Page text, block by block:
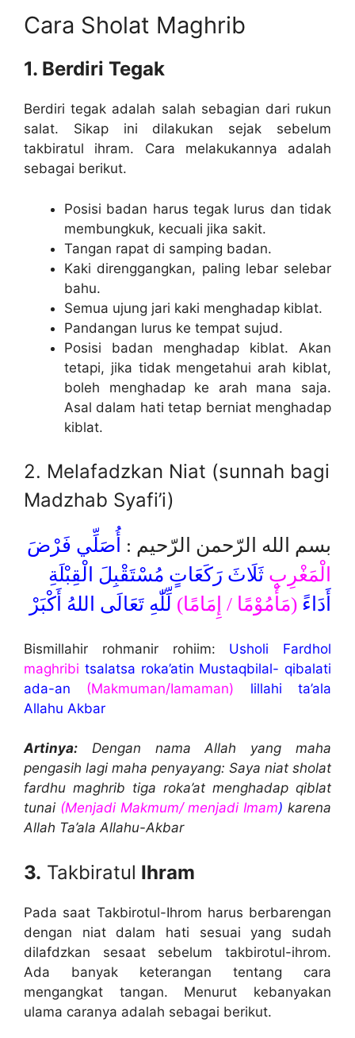
Cara Sholat Maghrib
1. Berdiri Tegak
Berdiri tegak adalah salah sebagian dari rukun
salat. Sikap ini dilakukan sejak sebelum
takbiratul ihram. Cara melakukannya adalah
sebagai berikut.
Posisi badan harus tegak lurus dan tidak
membungkuk, kecuali jika sakit.
Tangan rapat di samping badan.
Kaki direnggangkan, paling lebar selebar
bahu.
Semua ujung jari kaki menghadap kiblat.
Pandangan lurus ke tempat sujud.
Posisi badan menghadap kiblat. Akan
tetapi, jika tidak mengetahui arah kiblat,
boleh menghadap ke arah mana saja.
Asal dalam hati tetap berniat menghadap
kiblat.
2. Melafadzkan Niat (sunnah bagi
Madzhab Syafi’i)
بسم الله الرّحمن الرّحيم : أُصَلِّي فَرْضَ
الْمَغْرِبِ ثَلَاثَ رَكَعَاتٍ مُسْتَقْبِلَ الْقِبْلَةِ
أَدَاءً (مَأْمُوْمًا / إِمَامًا) لِّلّٰهِ تَعَالَى اللهُ أَكْبَرْ
Bismillahir rohmanir rohiim: Usholi Fardhol
maghribi tsalatsa roka’atin Mustaqbilal- qibalati
ada-an (Makmuman/Iamaman) lillahi ta’ala
Allahu Akbar
Artinya: Dengan nama Allah yang maha
pengasih lagi maha penyayang: Saya niat sholat
fardhu maghrib tiga roka’at menghadap qiblat
tunai (Menjadi Makmum/ menjadi Imam) karena
Allah Ta’ala Allahu-Akbar
3. Takbiratul Ihram
Pada saat Takbirotul-Ihrom harus berbarengan
dengan niat dalam hati sesuai yang sudah
dilafdzkan sesaat sebelum takbirotul-ihrom.
Ada banyak keterangan tentang cara
mengangkat tangan. Menurut kebanyakan
ulama caranya adalah sebagai berikut.